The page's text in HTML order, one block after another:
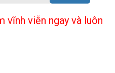
vĩnh viễn ngay và luôn